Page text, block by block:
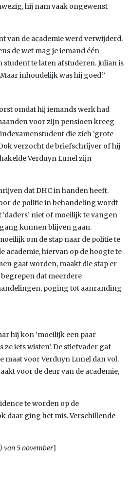
hij nam vaak ongewenst
van de academie werd verwijderd.
de wet mag je iemand één
te laten afstuderen. Julian is
inhoudelijk was hij goed.”
omdat hij iemands werk had
voor zijn pensioen kreeg
die zich ‘grote
Ook verzocht de briefschrijver of hij
Verduyn Lunel zijn
dat DHC in handen heeft.
de politie in behandeling wordt
niet of moeilijk te vangen
kunnen blijven gaan.
om de stap naar de politie te
academie, hiervan op de hoogte te
gaat worden, maakt die stap er
begrepen dat meerdere
poging tot aanranding
hij kon ‘moeilijk een paar
iets wisten’. De stiefvader gaf
maat voor Verduyn Lunel dan vol.
voor de deur van de academie,
te worden op de
daar ging het mis. Verschillende
van 5 november]